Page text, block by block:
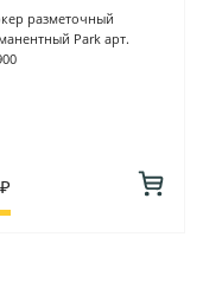
разметочный
Park арт.